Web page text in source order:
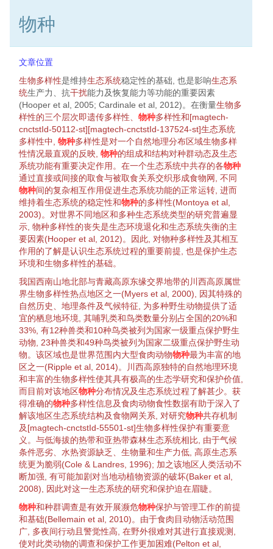
物种
文章位置
生物多样性是维持生态系统稳定性的基础, 也是影响生态系
统生产力、抗干扰能力及恢复能力等功能的重要因素
(Hooper et al, 2005; Cardinale et al, 2012)。在衡量生物多
样性的三个层次即遗传多样性 物种多样性和[magtech-
cnctstId-50112-st][magtech-cnctstId-137524-st]生态系统
多样性中, 物种多样性是对一个自然地理分布区域生物多样
性情况最直观的反映, 物种的组成和结构对种群动态及生态
系统功能有重要决定作用。在一个生态系统中共存的各物种
通过直接或间接的取食与被取食关系交织形成食物网
, 不同
物种间的复杂相互作用促进生态系统功能的正常运转, 进而
维持着生态系统的稳定性和物种的多样性(Montoya et al,
2003)。对世界不同地区和多种生态系统类型的研究普遍显
示, 物种多样性的丧失是生态环境退化和生态系统失衡的主
要因素(Hooper et al, 2012)。因此, 对物种多样性及其相互
作用的了解是认识生态系统过程的重要前提, 也是保护生态
环境和生物多样性的基础。
我国西南山地北部与青藏高原东缘交界地带的川西高原属世
界生物多样性热点地区之一(Myers et al, 2000), 因其特殊的
自然历史、地理条件及气候特征 , 为多种野生动物提供了适
宜的栖息地环境 , 其哺乳类和鸟类数量分别占全国的20%和
33%, 有12种兽类和10种鸟类被列为国家一级重点保护野生
动物 , 23种兽类和49种鸟类被列为国家二级重点保护野生动
物。该区域也是世界范围内大型食肉动物物种最为丰富的地
区之一(Ripple et al, 2014)。川西高原独特的自然地理环境
和丰富的生物多样性使其具有极高的生态学研究和保护价值,
而目前对该地区物种分布情况及生态系统过程了解甚少。获
得准确的物种多样性信息及食肉动物食性数据有助于深入了
解该地区生态系统结构及食物网关系, 对研究物种共存机制
及[magtech-cnctstId-55501-st]生物多样性保护有重要意
义。与低海拔的热带和亚热带森林生态系统相比, 由于气候
条件恶劣、水热资源缺乏、 生物量和生产力低, 高原生态系
统更为脆弱(Cole & Landres, 1996); 加之该地区人类活动不
断加强, 有可能加剧对当地动植物资源的破坏(Baker et al,
2008), 因此对这一生态系统的研究和保护迫在眉睫。
物种和种群调查是有效开展濒危物种保护与管理工作的前提
和基础(Bellemain et al, 2010)。由于食肉目动物活动范围
广, 多夜间行动且警觉性高, 在野外很难对其进行直接观测,
使对此类动物的调查和保护工作更加困难(Pelton et al,